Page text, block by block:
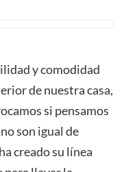
y comodidad
de nuestra casa,
si pensamos
son igual de
creado su línea